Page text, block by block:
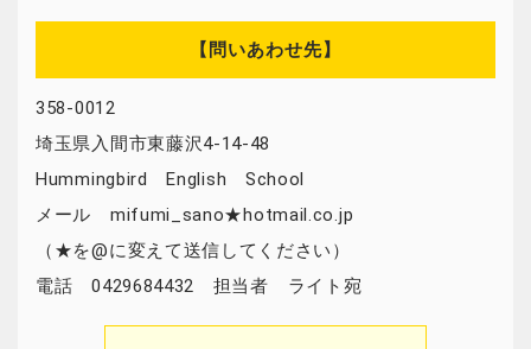
【問いあわせ先】
358-0012
埼玉県入間市東藤沢4-14-48
Hummingbird English School
メール mifumi_sano★hotmail.co.jp
（★を@に変えて送信してください）
電話 0429684432 担当者 ライト宛